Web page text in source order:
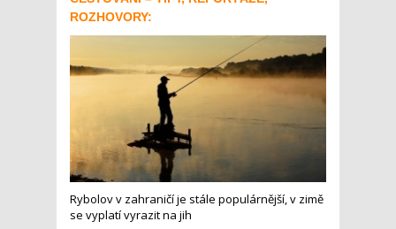
ROZHOVORY:
Rybolov v zahraničí je stále populárnější, v zimě
se vyplatí vyrazit na jih